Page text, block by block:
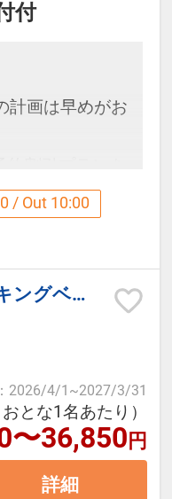
付
画は早めがお
約割引プランを
,６５０円割
！
料金となりま
ン
サン入場券付
翌日利用）
アウトレットク
乃煌フロント
/ Out 10:00
デラックスキャビン キングベッド
： 2026/4/1 ~2027/3/31
とな1名あたり）
〜36,850円
詳細